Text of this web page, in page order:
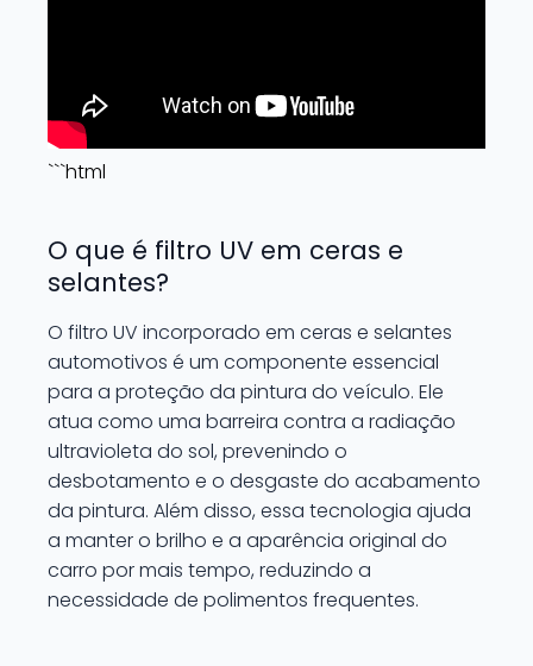
```html
O que é filtro UV em ceras e
selantes?
O filtro UV incorporado em ceras e selantes
automotivos é um componente essencial
para a proteção da pintura do veículo. Ele
atua como uma barreira contra a radiação
ultravioleta do sol, prevenindo o
desbotamento e o desgaste do acabamento
da pintura. Além disso, essa tecnologia ajuda
a manter o brilho e a aparência original do
carro por mais tempo, reduzindo a
necessidade de polimentos frequentes.